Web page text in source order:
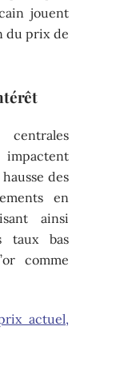
jouent
du prix de
des
en
ainsi
taux bas
comme
actuel,